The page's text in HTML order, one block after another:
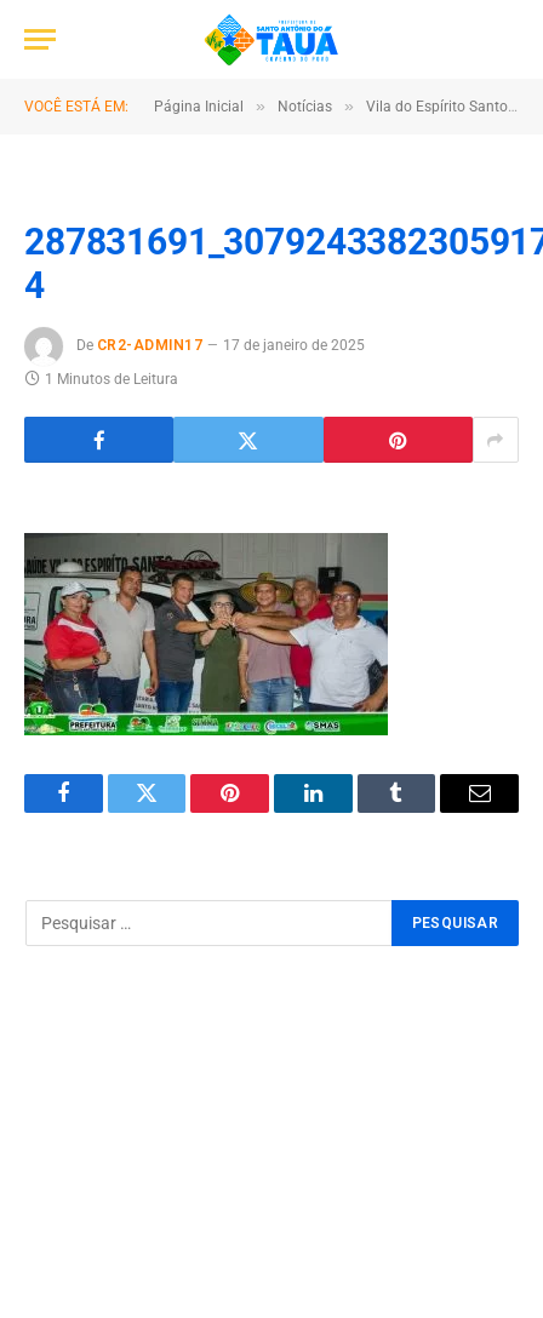
VOCÊ ESTÁ EM: Página Inicial » Notícias » Vila do Espírito Santo Recebeu uma Ambulância em Ação da Prefeitura
4
De CR2-ADMIN17
17 de janeiro de 2025
1 Minutos de Leitura
FacebookTwitter Pinterest LinkedInTumblr Email